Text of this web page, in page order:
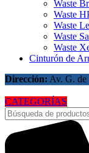
Waste
Waste
Waste
Waste
Waste
Cinturón de
Dirección: Av. G.
CATEGORÍAS